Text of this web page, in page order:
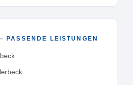
– PASSENDE LEISTUNGEN